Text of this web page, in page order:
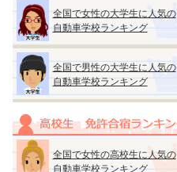
全国で女性の大学生に人気の
自動車学校ランキング
全国で男性の大学生に人気の
自動車学校ランキング
全国で女性の高校生に人気の
自動車学校ランキング